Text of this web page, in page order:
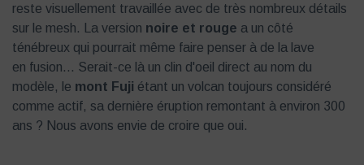
reste visuellement travaillée avec de très nombreux détails
sur le mesh. La version noire et rouge a un côté
ténébreux qui pourrait même faire penser à de la lave
en fusion... Serait-ce là un clin d'oeil direct au nom du
modèle, le mont Fuji étant un volcan toujours considéré
comme actif, sa dernière éruption remontant à environ 300
ans ? Nous avons envie de croire que oui.